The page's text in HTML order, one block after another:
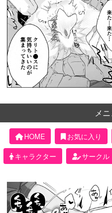
メ
HOME お気に入り
キャラクター
サークル